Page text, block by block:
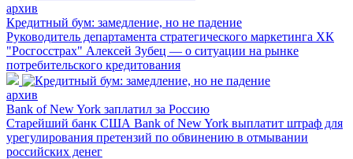
архив
Кредитный бум: замедление, но не падение
Руководитель департамента стратегического маркетинга ХК
"Росгосстрах" Алексей Зубец — о ситуации на рынке
потребительского кредитования
архив
Bank of New York заплатил за Россию
Старейший банк США Bank of New York выплатит штраф для
урегулирования претензий по обвинению в отмывании
российских денег